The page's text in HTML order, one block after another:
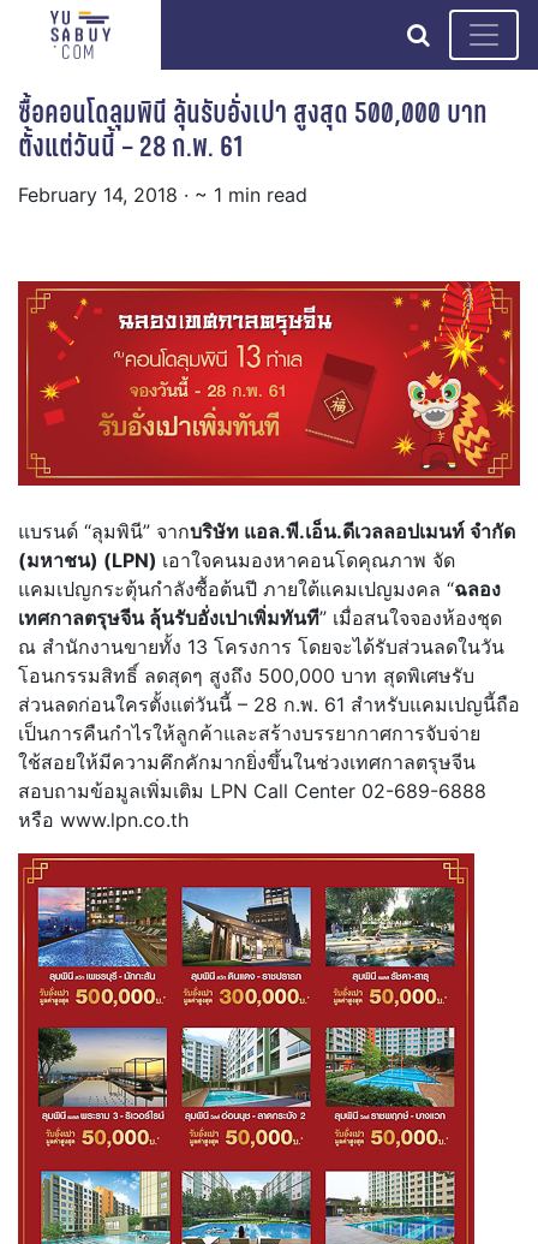
search
ซื้อคอนโดลุมพินี ลุ้นรับอั่งเปา สูงสุด 500,000 บาท
ตั้งแต่วันนี้ – 28 ก.พ. 61
February 14, 2018 · ~ 1 min read
แบรนด์ “ลุมพินี” จากบริษัท แอล.พี.เอ็น.ดีเวลลอปเมนท์ จำกัด
(มหาชน) (LPN) เอาใจคนมองหาคอนโดคุณภาพ จัด
แคมเปญกระตุ้นกำลังซื้อต้นปี ภายใต้แคมเปญมงคล “ฉลอง
เทศกาลตรุษจีน ลุ้นรับอั่งเปาเพิ่มทันที” เมื่อสนใจจองห้องชุด
ณ สำนักงานขายทั้ง 13 โครงการ โดยจะได้รับส่วนลดในวัน
โอนกรรมสิทธิ์ ลดสุดๆ สูงถึง 500,000 บาท สุดพิเศษรับ
ส่วนลดก่อนใครตั้งแต่วันนี้ – 28 ก.พ. 61 สำหรับแคมเปญนี้ถือ
เป็นการคืนกำไรให้ลูกค้าและสร้างบรรยากาศการจับจ่าย
ใช้สอยให้มีความคึกคักมากยิ่งขึ้นในช่วงเทศกาลตรุษจีน
สอบถามข้อมูลเพิ่มเติม LPN Call Center 02-689-6888
หรือ www.lpn.co.th